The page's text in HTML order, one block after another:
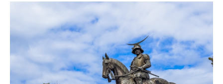
スマホと通信の最新トレンド
進化するPCとデバイスの未来
好きが集まる 比べて選べる
ビジネスと働き方のヒント